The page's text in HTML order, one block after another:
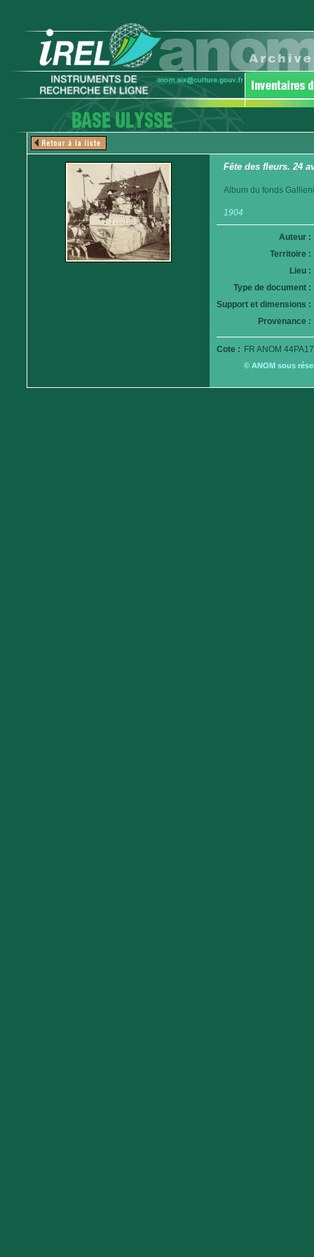
Fête des fleurs. 24
Album du fonds
1904
Auteur :
Territoire :
Lieu :
Type de document :
Support et dimensions :
Provenance :
Cote : FR ANOM
© ANOM sous